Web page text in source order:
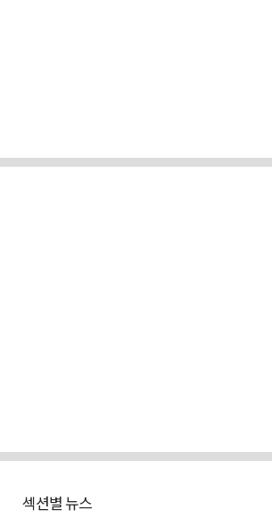
섹션별 뉴스